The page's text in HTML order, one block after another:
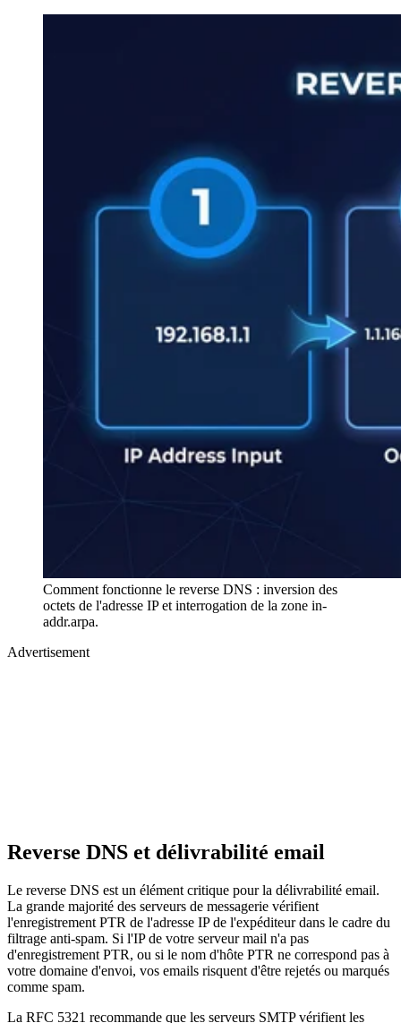
Comment fonctionne le reverse DNS : inversion des
octets de l'adresse IP et interrogation de la zone in-
addr.arpa.
Advertisement
Reverse DNS et délivrabilité email
Le reverse DNS est un élément critique pour la délivrabilité email.
La grande majorité des serveurs de messagerie vérifient
l'enregistrement PTR de l'adresse IP de l'expéditeur dans le cadre du
filtrage anti-spam. Si l'IP de votre serveur mail n'a pas
d'enregistrement PTR, ou si le nom d'hôte PTR ne correspond pas à
votre domaine d'envoi, vos emails risquent d'être rejetés ou marqués
comme spam.
La RFC 5321 recommande que les serveurs SMTP vérifient les